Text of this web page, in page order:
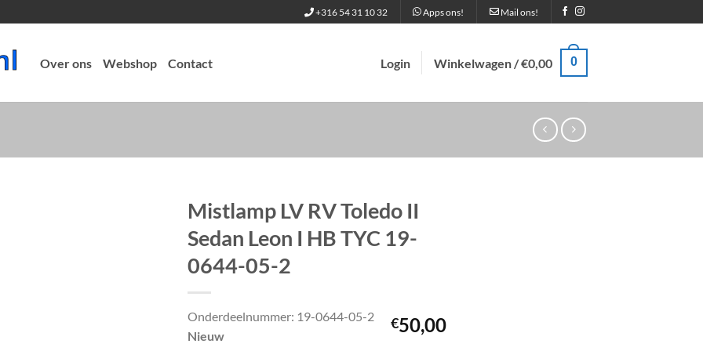
+316 54 31 10 32 Apps ons! Mail ons!
Over ons Webshop Contact Login Winkelwagen /€0,00 0
Mistlamp LV RV Toledo II
Sedan Leon I HB TYC 19-
0644-05-2
€50,00
Onderdeelnummer: 19-0644-05-2
Nieuw